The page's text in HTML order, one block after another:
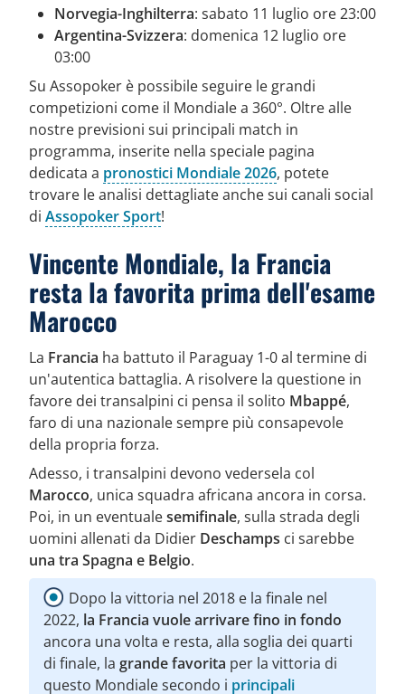
Norvegia-Inghilterra: sabato 11 luglio ore 23:00
Argentina-Svizzera: domenica 12 luglio ore
03:00
Su Assopoker è possibile seguire le grandi
competizioni come il Mondiale a 360°. Oltre alle
nostre previsioni sui principali match in
programma, inserite nella speciale pagina
dedicata a pronostici Mondiale 2026, potete
trovare le analisi dettagliate anche sui canali social
di Assopoker Sport!
Vincente Mondiale, la Francia
resta la favorita prima dell'esame
Marocco
La Francia ha battuto il Paraguay 1-0 al termine di
un'autentica battaglia. A risolvere la questione in
favore dei transalpini ci pensa il solito Mbappé,
faro di una nazionale sempre più consapevole
della propria forza.
Adesso, i transalpini devono vedersela col
Marocco, unica squadra africana ancora in corsa.
Poi, in un eventualesemifinale, sulla strada degli
uomini allenati da Didier Deschamps ci sarebbe
una tra Spagna e Belgio.
Dopo la vittoria nel 2018 e la finale nel
2022, la Francia vuole arrivare fino in fondo
ancora una volta e resta, alla soglia dei quarti
di finale, la grande favorita per la vittoria di
questo Mondiale secondo i principali